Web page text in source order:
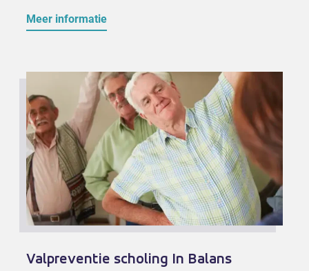
Meer informatie
Valpreventie scholing In Balans